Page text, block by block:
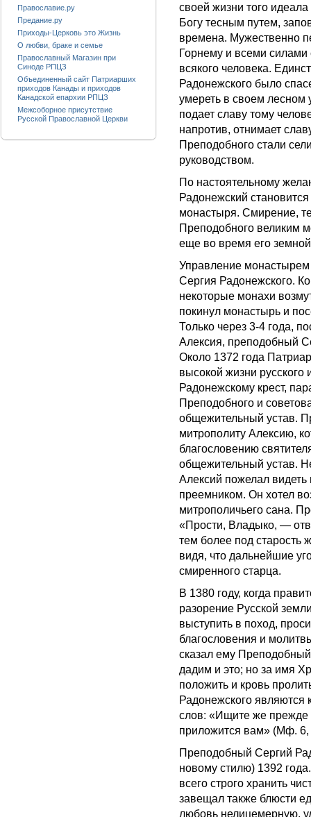
своей жизни того идеала
Богу тесным путем,
времена. Мужественно
Горнему и всеми
всякого человека.
Радонежского было
умереть в своем лесном
подает славу тому
напротив, отнимает
Преподобного стали
руководством.
По настоятельному
Радонежский
монастыря. Смирение,
Преподобного великим
еще во время его
Управление монастырем
Сергия Радонежского.
некоторые монахи
покинул монастырь и
Только через 3-4 года,
Алексия, преподобный
Около 1372 года
высокой жизни
Радонежскому крест,
Преподобного и
общежительный устав.
митрополиту Алексию,
благословению
общежительный устав.
Алексий пожелал
преемником. Он хотел
митрополичьего сана.
«Прости, Владыко, —
тем более под старость
видя, что дальнейшие
смиренного старца.
В 1380 году, когда
разорение Русской
выступить в поход,
благословения и
сказал ему
дадим и это; но за имя
положить и кровь
Радонежского являются
слов: «Ищите же прежде
приложится вам» (Мф. 6,
Преподобный Сергий
новому стилю) 1392
всего строго хранить
завещал также блюсти
любовь нелицемерную,
Православие.ру
Предание.ру
Приходы-Церковь это Жизнь
О любви, браке и семье
Православный Магазин при
Синоде РПЦЗ
Объединенный сайт Патриарших
приходов Канады и приходов
Канадской епархии РПЦЗ
Межсоборное присутствие
Русской Православной Церкви